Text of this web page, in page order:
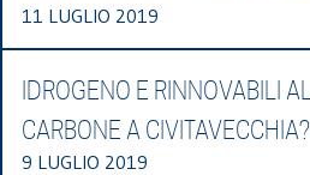
11 LUGLIO 2019
IDROGENO E RINNOVABILI
CARBONE A CIVITAVECCHIA?
9 LUGLIO 2019